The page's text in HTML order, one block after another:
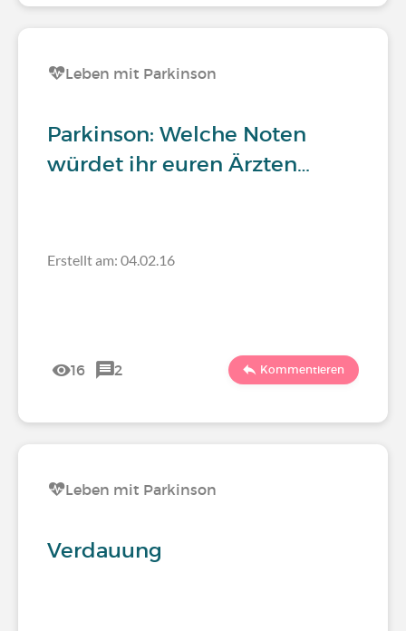
Leben mit Parkinson
Parkinson: Welche Noten
würdet ihr euren Ärzten…
Erstellt am: 04.02.16
16 2 Kommentieren
Leben mit Parkinson
Verdauung